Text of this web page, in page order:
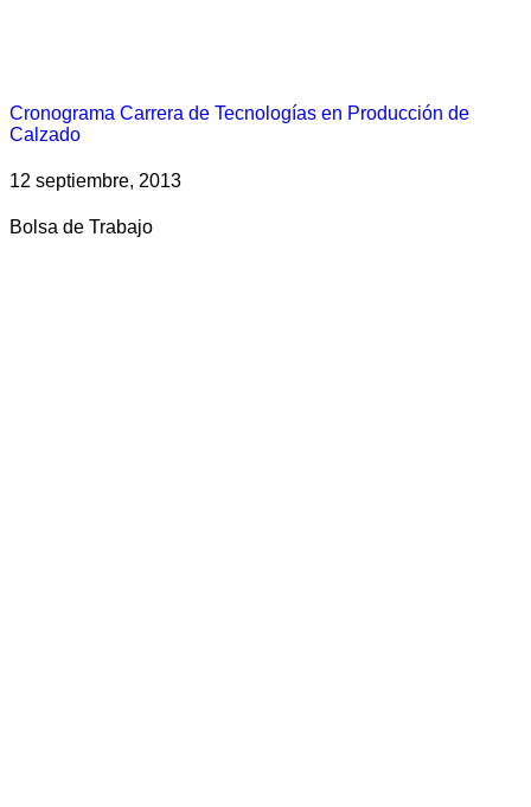
Cronograma Carrera de Tecnologías en Producción de
Calzado
12 septiembre, 2013
Bolsa de Trabajo